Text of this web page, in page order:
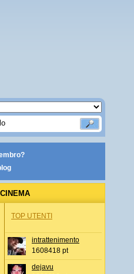
TOP UTENTI
intrattenimento
1608418 pt
dejavu